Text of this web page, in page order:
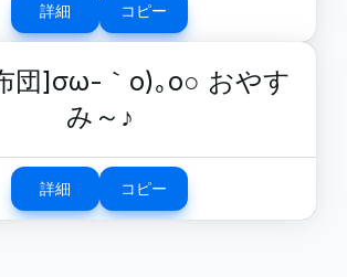
詳細 コピー
団]σω-｀o)｡o○ おやす
み～♪
詳細 コピー